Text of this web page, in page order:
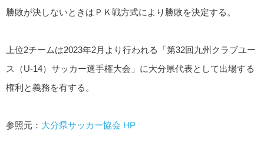
勝敗が決しないときはＰＫ戦方式により勝敗を決定する。
上位2チームは2023年2月より行われる「第32回九州クラブユー
ス（U-14）サッカー選手権大会」に大分県代表として出場する
権利と義務を有する。
参照元： 大分県サッカー協会 HP